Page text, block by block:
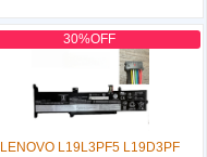
30%OFF
LENOVO L19L3PF5 L19D3PF